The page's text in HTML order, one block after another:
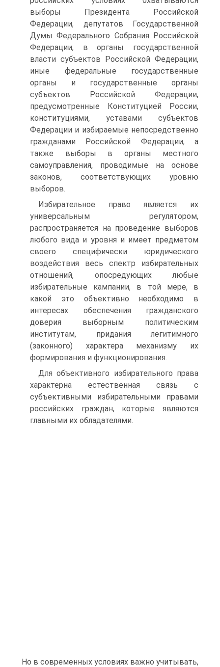
выборы Президента Российской
Федерации, депутатов Государственной
Думы Федерального Собрания Российской
Федерации, в органы государственной
власти субъектов Российской Федерации,
иные федеральные государственные
органы и государственные органы
субъектов Российской Федерации,
предусмотренные Конституцией России,
конституциями, уставами субъектов
Федерации и избираемые непосредственно
гражданами Российской Федерации, а
также выборы в органы местного
самоуправления, проводимые на основе
законов, соответствующих уровню
выборов.
Избирательное право является их
универсальным регулятором,
распространяется на проведение выборов
любого вида и уровня и имеет предметом
своего специфически юридического
воздействия весь спектр избирательных
отношений, опосредующих любые
избирательные кампании, в той мере, в
какой это объективно необходимо в
интересах обеспечения гражданского
доверия выборным политическим
институтам, придания легитимного
(законного) характера механизму их
формирования и функционирования.
Для объективного избирательного права
характерна естественная связь с
субъективными избирательными правами
российских граждан, которые являются
главными их обладателями.
Но в современных условиях важно учитывать,